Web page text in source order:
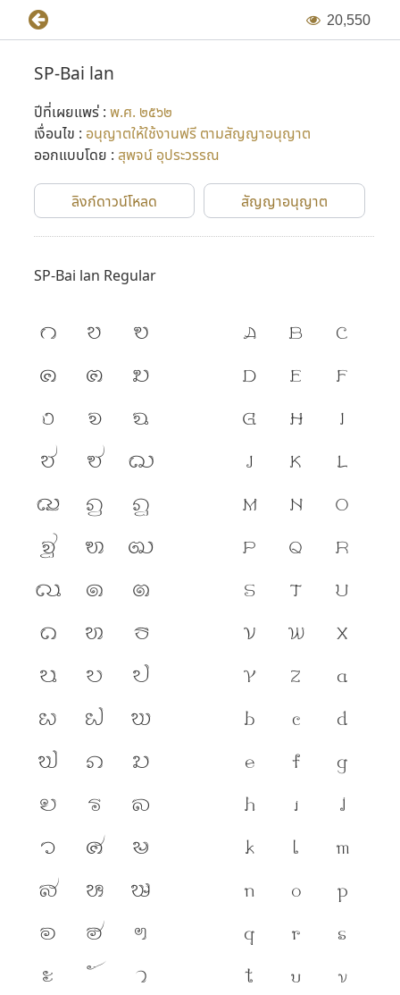
20,550
SP-Bai lan
ปีที่เผยแพร่ : พ.ศ. ๒๕๖๒
เงื่อนไข : อนุญาตให้ใช้งานฟรี ตามสัญญาอนุญาต
ออกแบบโดย : สุพจน์ อุประวรรณ
ลิงก์ดาวน์โหลด สัญญาอนุญาต
SP-Bai lan Regular
ก ข
ฃ
ค
ฅ
ฆ
ง
จ
ฉ
ช
ซ
ฌ
ญ
ฎ
ฏ
ฐ
ฑ
ฒ
ณ
ด
ต
ถ
ท
ธ
น
บ
ป
ผ
ฝ
พ
ฟ
ภ
ม
ย
ร
ล
ว
ศ
ษ
ส
ห
ฬ
อ
ฮ
ฯ
ะ
า
A B
C
D
E
F
G
H
I
J
K
L
M
N
O
P
Q
R
S
T
U
V
W
X
Y
Z
a
b
c
d
e
f
g
h
i
j
k
l
m
n
o
p
q
r
s
t
u
v